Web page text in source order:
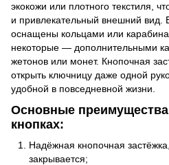
экокожи или плотного текстиля,
и привлекательный внешний вид.
оснащены кольцами или
некоторые — дополнительными
жетонов или монет. Кнопочная
открыть ключницу даже одной
удобной в повседневной жизни.
Основные
кнопках:
Надёжная кнопочная
закрывается;